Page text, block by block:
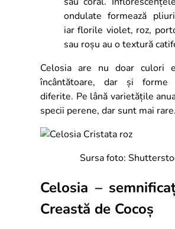
ondulate formează
iar florile violet, roz,
sau roșu au o textură
Celosia are nu doar culori
încântătoare, dar și
diferite. Pe lână varietățile
specii perene, dar sunt mai rare.
Sursa foto:
Celosia –
Creastă de Cocoș